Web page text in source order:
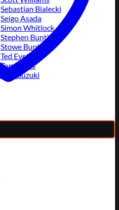
Sebastian Bialecki
Seigo Asada
Simon Whitlock
Stephen Bunting
Stowe Buntz
Ted Evetts
Tom Sykes
Toru Suzuki